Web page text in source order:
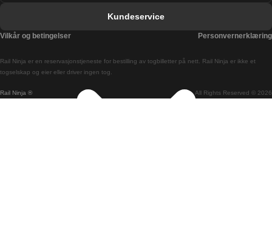
Budapest Prague Tog
Rail Ninja ® All Rights Reserved © 2026
Rail Ninja er en reservasjons­tjeneste for bestilling av togbilletter på nett. Rail Ninja er ikke et
togselskap og eier eller driver ingen tog.
Kundeservice
Vilkår og betingelser Personvernerklæring